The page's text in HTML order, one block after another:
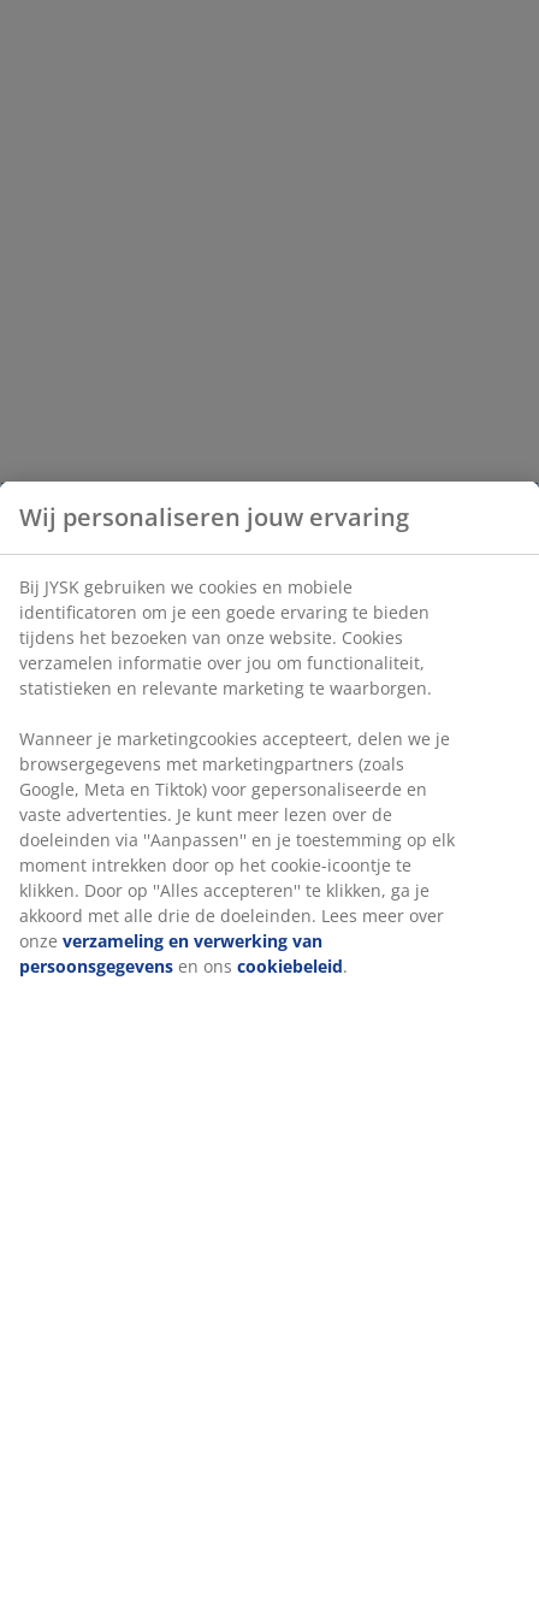
Wij personaliseren jouw ervaring
Bij JYSK gebruiken we cookies en mobiele
identificatoren om je een goede ervaring te bieden
tijdens het bezoeken van onze website. Cookies
verzamelen informatie over jou om functionaliteit,
statistieken en relevante marketing te waarborgen.
Wanneer je marketingcookies accepteert, delen we je
browsergegevens met marketingpartners (zoals
Google, Meta en Tiktok) voor gepersonaliseerde en
vaste advertenties. Je kunt meer lezen over de
doeleinden via ''Aanpassen'' en je toestemming op elk
moment intrekken door op het cookie-icoontje te
klikken. Door op ''Alles accepteren'' te klikken, ga je
akkoord met alle drie de doeleinden. Lees meer over
onze verzameling en verwerking van
persoonsgegevens en ons cookiebeleid.